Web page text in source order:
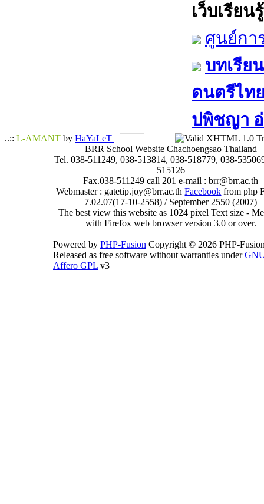
เว็บเรียนรู้
ศูนย์กา
บทเรีย
ดนตรีไท
ปพิชญา​ อ่
..:: L-AMANT by HaYaLeT
BRR School Website Chachoengsao Thailand
Tel. 038-511249, 038-513814, 038-518779, 038-
515126
Fax.038-511249 call 201 e-mail : brr@brr.ac.th
Webmaster : gatetip.joy@brr.ac.thFacebook from php
7.02.07(17-10-2558) / September 2550 (2007)
The best view this website as 1024 pixel Text size -
with Firefox web browser version 3.0 or over.
Powered by PHP-Fusion Copyright © 2026 PHP-
Released as free software without warranties under
Affero GPL v3